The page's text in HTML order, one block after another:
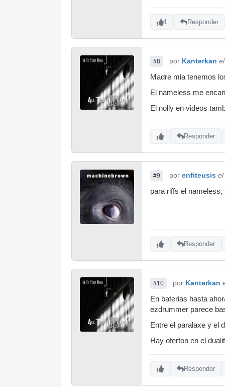
1 Responder
#8 por Kanterkan
Madre mia tenemos
El nameless me
El nolly en videos
Responder
#9 por enfiteusis el
para riffs el
Responder
#10 por Kanterkan
En baterias hasta
ezdrummer parece
Entre el paralaxe y el
Hay oferton en el
Responder